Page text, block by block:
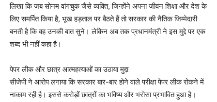
लिखा कि जब सोनम वांगचुक जैसे व्यक्ति, जिन्होंने अपना जीवन शिक्षा और देश के
लिए समर्पित किया है, भूख हड़ताल पर बैठते हैं तो सरकार की नैतिक जिम्मेदारी
बनती है कि वह उनकी बात सुने। लेकिन अब तक प्रधानमंत्री ने इस मुद्दे पर एक
शब्द भी नहीं कहा है।
पेपर लीक और छात्र आत्महत्याओं का उठाया मुद्दा
सीजेपी ने आरोप लगाया कि सरकार बार-बार होने वाले परीक्षा पेपर लीक रोकने में
नाकाम रही है। इससे करोड़ों छात्रों का भविष्य और भरोसा प्रभावित हुआ है।